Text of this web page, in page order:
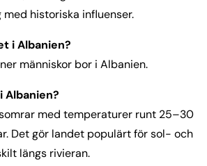
historiska influenser.
i Albanien?
människor bor i Albanien.
Albanien?
med temperaturer runt 25–30
Det gör landet populärt för sol- och
längs rivieran.